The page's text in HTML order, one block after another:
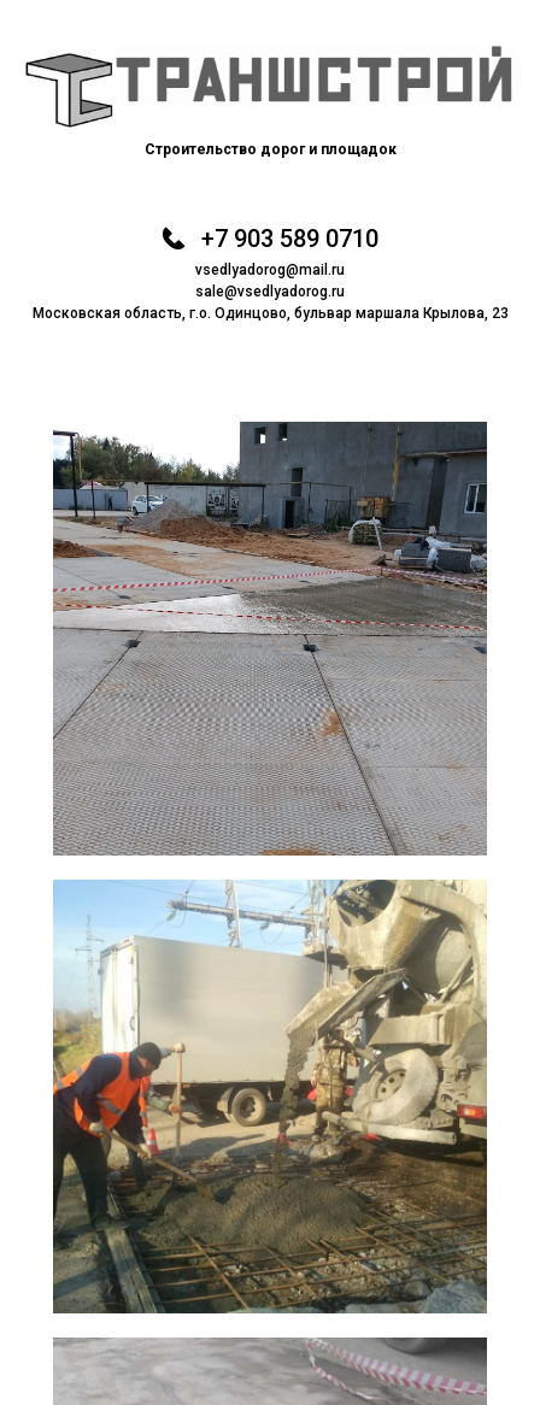
Строительство дорог и площадок
+7 903 589 0710
vsedlyadorog@mail.ru
sale@vsedlyadorog.ru
Московская область, г.о. Одинцово, бульвар маршала Крылова, 23